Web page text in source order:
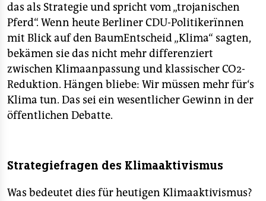
das als Strategie und spricht vom „trojanischen
Pferd“. Wenn heute Berliner CDU-Politikerïnnen
mit Blick auf den BaumEntscheid „Klima“ sagten,
bekämen sie das nicht mehr differenziert
zwischen Klimaanpassung und klassischer CO2-
Reduktion. Hängen bliebe: Wir müssen mehr für‘s
Klima tun. Das sei ein wesentlicher Gewinn in der
öffentlichen Debatte.
Strategiefragen des Klimaaktivismus
Was bedeutet dies für heutigen Klimaaktivismus?